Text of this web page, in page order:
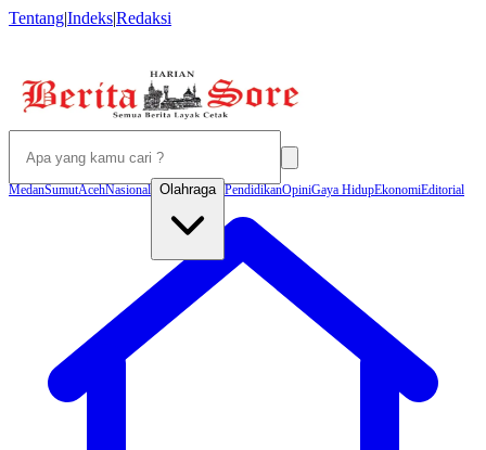
Tentang|Indeks|Redaksi
MedanSumutAcehNasional Olahraga PendidikanOpiniGaya HidupEkonomiEditorial